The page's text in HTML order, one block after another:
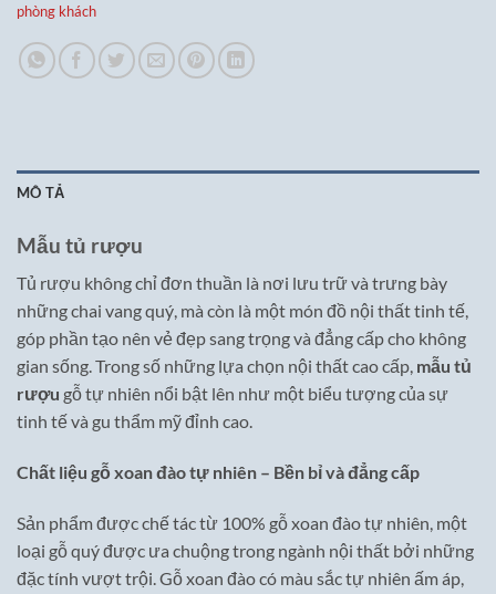
phòng khách
MÔ TẢ
Mẫu tủ rượu
Tủ rượu không chỉ đơn thuần là nơi lưu trữ và trưng bày
những chai vang quý, mà còn là một món đồ nội thất tinh tế,
góp phần tạo nên vẻ đẹp sang trọng và đẳng cấp cho không
gian sống. Trong số những lựa chọn nội thất cao cấp, mẫu tủ
rượu gỗ tự nhiên nổi bật lên như một biểu tượng của sự
tinh tế và gu thẩm mỹ đỉnh cao.
Chất liệu gỗ xoan đào tự nhiên – Bền bỉ và đẳng cấp
Sản phẩm được chế tác từ 100% gỗ xoan đào tự nhiên, một
loại gỗ quý được ưa chuộng trong ngành nội thất bởi những
đặc tính vượt trội. Gỗ xoan đào có màu sắc tự nhiên ấm áp,